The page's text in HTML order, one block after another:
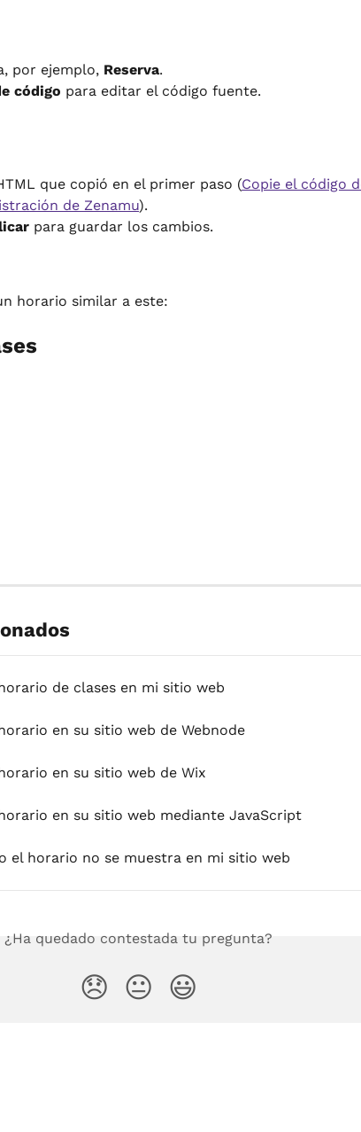
por ejemplo, Reserva.
código para editar el código fuente.
que copió en el primer paso (Copie el código
de Zenamu).
para guardar los cambios.
horario similar a este:
de clases en mi sitio web
en su sitio web de Webnode
en su sitio web de Wix
en su sitio web mediante JavaScript
el horario no se muestra en mi sitio web
¿Ha quedado contestada tu pregunta?
😞 😐 😃